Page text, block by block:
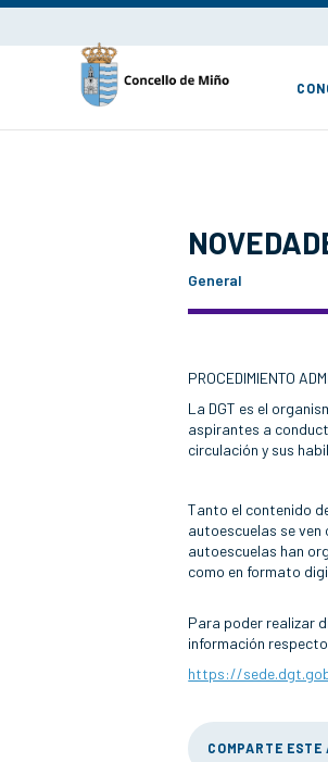
General
PROCEDIMIENTO
La DGT es el
aspirantes a
circulación y sus
Tanto el contenido
autoescuelas se
autoescuelas han
como en formato
Para poder realizar
información
https://
COMPARTE